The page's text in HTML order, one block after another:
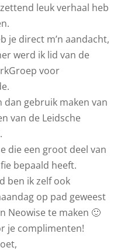
leuk verhaal heb
je direct m’n aandacht,
werd ik lid van de
voor
dan gebruik maken van
van de Leidsche
die een groot deel van
bepaald heeft.
ben ik zelf ook
op pad geweest
Neowise te maken 🙂
je complimenten!